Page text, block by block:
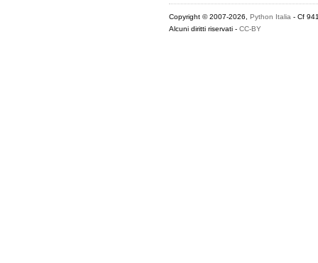
Copyright © 2007-2026, Python Italia - Cf
Alcuni diritti riservati - CC-BY